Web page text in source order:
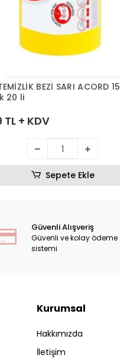
BEZİ SARI ACORD 15
yaprak 20 li
+ KDV
Sepete Ekle
Güvenli Alışveriş
Güvenli ve kolay ödeme
sistemi
Kurumsal
Hakkımızda
İletişim